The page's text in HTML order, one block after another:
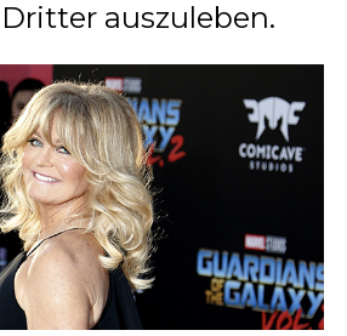
auszuleben.